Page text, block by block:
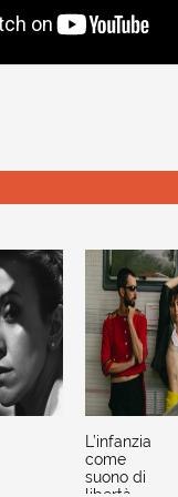
L’infanzia
come
suono di